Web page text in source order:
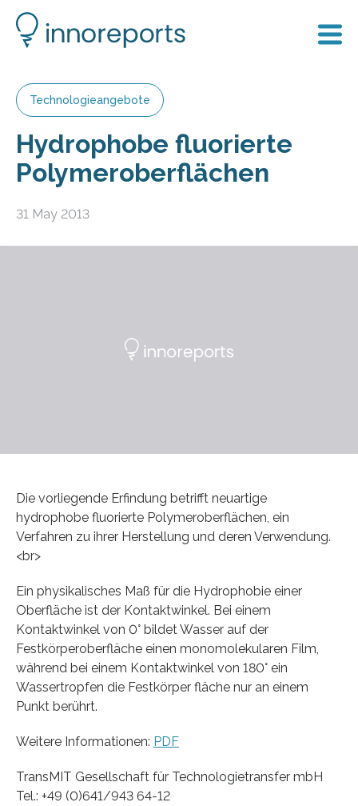
Technologieangebote
Hydrophobe fluorierte
Polymeroberflächen
31 May 2013
Die vorliegende Erfindung betrifft neuartige
hydrophobe fluorierte Polymeroberflächen, ein
Verfahren zu ihrer Herstellung und deren Verwendung.
<br>
Ein physikalisches Maß für die Hydrophobie einer
Oberfläche ist der Kontaktwinkel. Bei einem
Kontaktwinkel von 0° bildet Wasser auf der
Festkörperoberfläche einen monomolekularen Film,
während bei einem Kontaktwinkel von 180° ein
Wassertropfen die Festkörper fläche nur an einem
Punkt berührt.
Weitere Informationen: PDF
TransMIT Gesellschaft für Technologietransfer mbH
Tel.: +49 (0)641/943 64-12